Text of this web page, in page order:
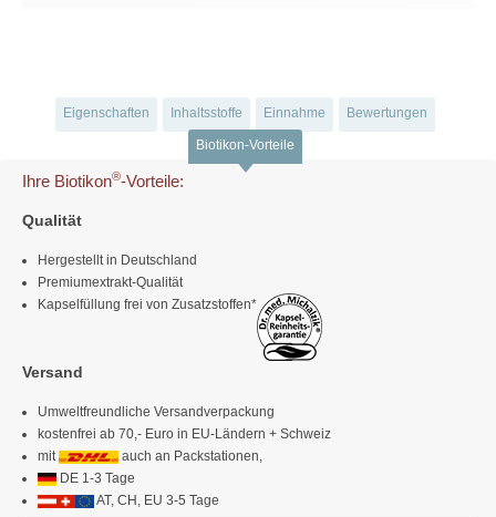
Eigenschaften Inhaltsstoffe Einnahme Bewertungen
Biotikon-Vorteile
Ihre Biotikon®-Vorteile:
Qualität
Hergestellt in Deutschland
Premiumextrakt-Qualität
Kapselfüllung frei von Zusatzstoffen*
Versand
Umweltfreundliche Versandverpackung
kostenfrei ab 70,- Euro in EU-Ländern + Schweiz
mit
auch an Packstationen,
DE 1-3 Tage
AT, CH, EU 3-5 Tage